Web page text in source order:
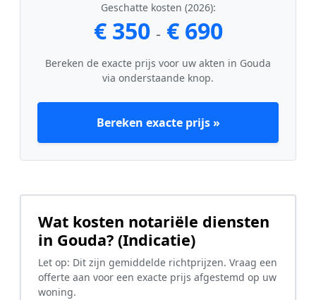
Geschatte kosten (2026):
€ 350 - € 690
Bereken de exacte prijs voor uw akten in Gouda
via onderstaande knop.
Bereken exacte prijs »
Wat kosten notariële diensten
in Gouda? (Indicatie)
Let op: Dit zijn gemiddelde richtprijzen. Vraag een
offerte aan voor een exacte prijs afgestemd op uw
woning.